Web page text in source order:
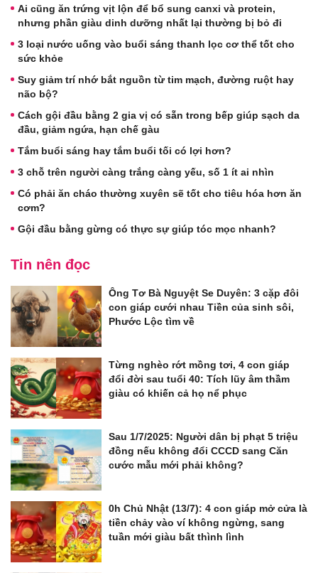
Ai cũng ăn trứng vịt lộn để bổ sung canxi và protein,
nhưng phần giàu dinh dưỡng nhất lại thường bị bỏ đi
3 loại nước uống vào buổi sáng thanh lọc cơ thể tốt cho
sức khỏe
Suy giảm trí nhớ bắt nguồn từ tim mạch, đường ruột hay
não bộ?
Cách gội đầu bằng 2 gia vị có sẵn trong bếp giúp sạch da
đầu, giảm ngứa, hạn chế gàu
Tắm buổi sáng hay tắm buổi tối có lợi hơn?
3 chỗ trên người càng trắng càng yếu, số 1 ít ai nhìn
Có phải ăn cháo thường xuyên sẽ tốt cho tiêu hóa hơn ăn
cơm?
Gội đầu bằng gừng có thực sự giúp tóc mọc nhanh?
Tin nên đọc
Ông Tơ Bà Nguyệt Se Duyên: 3 cặp đôi
con giáp cưới nhau Tiền của sinh sôi,
Phước Lộc tìm về
Từng nghèo rớt mồng tơi, 4 con giáp
đổi đời sau tuổi 40: Tích lũy âm thầm
giàu có khiến cả họ nể phục
Sau 1/7/2025: Người dân bị phạt 5 triệu
đồng nếu không đổi CCCD sang Căn
cước mẫu mới phải không?
0h Chủ Nhật (13/7): 4 con giáp mở cửa là
tiền chảy vào ví không ngừng, sang
tuần mới giàu bất thình lình